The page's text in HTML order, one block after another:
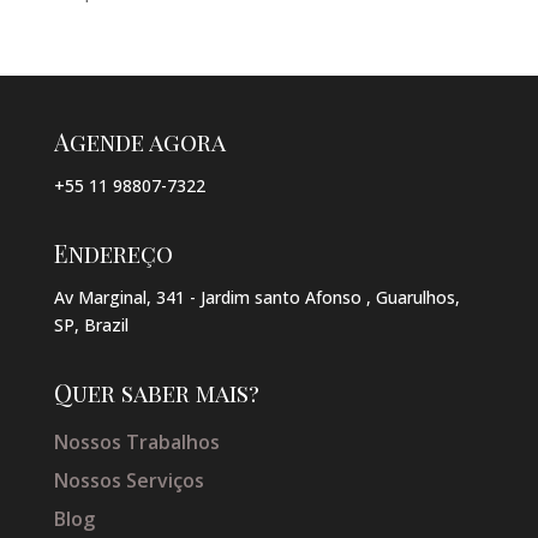
Agende agora
+55 11 98807-7322
Endereço
Av Marginal, 341 - Jardim santo Afonso , Guarulhos,
SP, Brazil
Quer saber mais?
Nossos Trabalhos
Nossos Serviços
Blog